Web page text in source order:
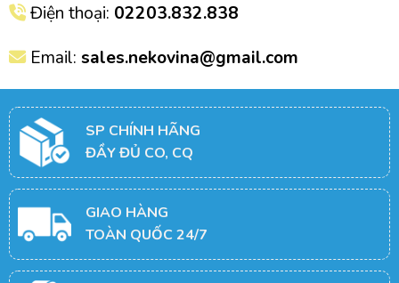
Điện thoại: 02203.832.838
Email: sales.nekovina@gmail.com
SP CHÍNH HÃNG
ĐẦY ĐỦ CO, CQ
GIAO HÀNG
TOÀN QUỐC 24/7